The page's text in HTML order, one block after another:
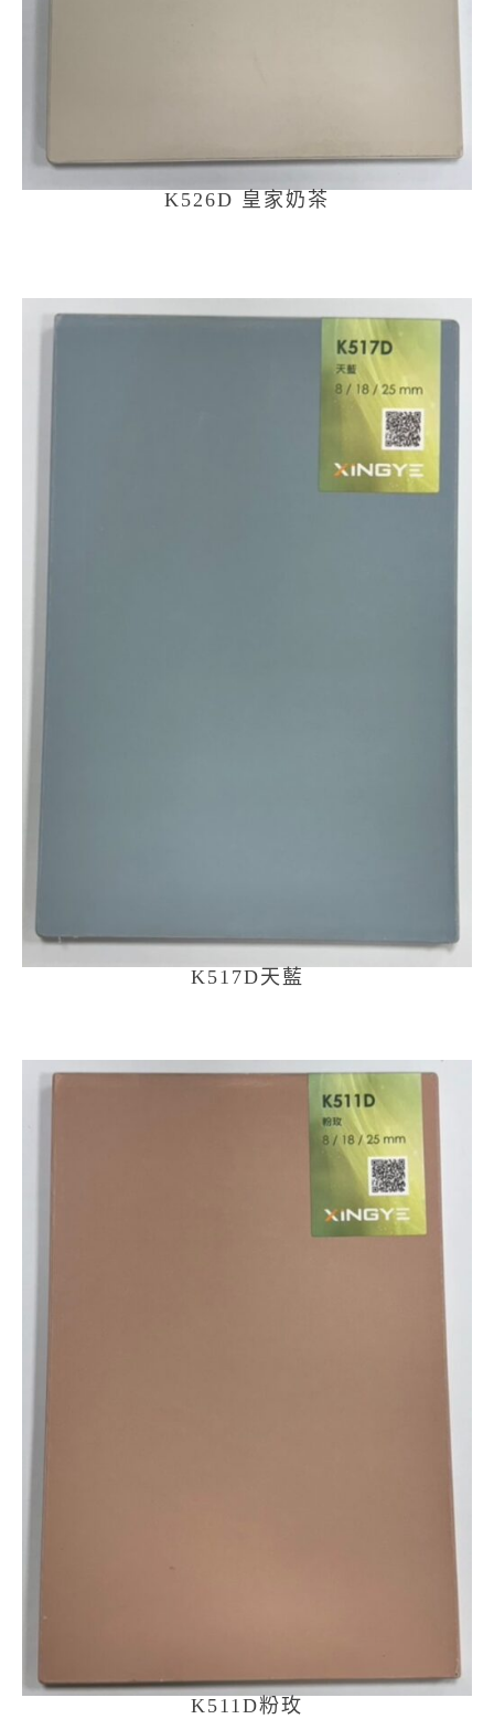
K526D 皇家奶茶
K517D天藍
K511D粉玫